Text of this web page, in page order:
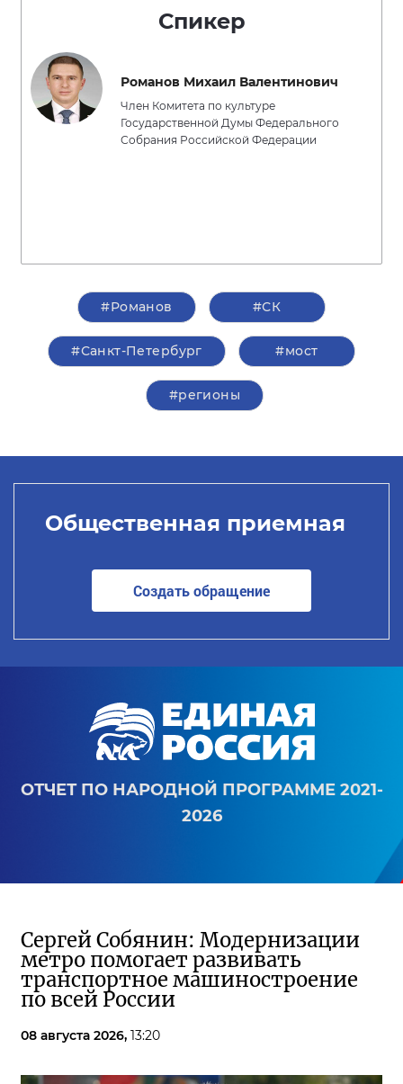
Спикер
Романов Михаил Валентинович
Член Комитета по культуре
Государственной Думы Федерального
Собрания Российской Федерации
#Романов #СК
#Санкт-Петербург #мост
#регионы
Общественная приемная
Создать обращение
ОТЧЕТ ПО НАРОДНОЙ ПРОГРАММЕ 2021-
2026
Сергей Собянин: Модернизации
метро помогает развивать
транспортное машиностроение
по всей России
08 августа 2026, 13:20